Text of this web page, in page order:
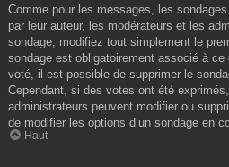
Comme pour les messages, les
par leur auteur, les modérateurs et les
sondage, modifiez tout simplement le
sondage est obligatoirement associé à ce
voté, il est possible de supprimer le
Cependant, si des votes ont été
administrateurs peuvent modifier ou
de modifier les options d’un sondage en
Haut